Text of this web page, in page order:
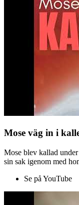
Mose väg in i
Mose blev kallad
sin sak igenom med
Se på YouTube